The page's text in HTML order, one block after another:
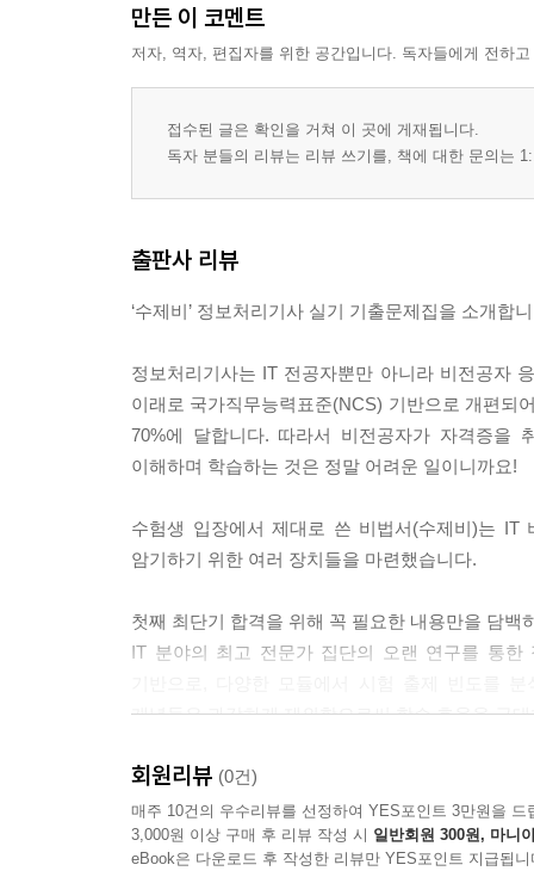
만든 이 코멘트
저자, 역자, 편집자를 위한 공간입니다. 독자들에게 전하
접수된 글은 확인을 거쳐 이 곳에 게재됩니다.
독자 분들의 리뷰는 리뷰 쓰기를, 책에 대한 문의는
출판사 리뷰
‘수제비’ 정보처리기사 실기 기출문제집을 소개합
정보처리기사는 IT 전공자뿐만 아니라 비전공자
이래로 국가직무능력표준(NCS) 기반으로 개편되
70%에 달합니다. 따라서 비전공자가 자격증을
이해하며 학습하는 것은 정말 어려운 일이니까요!
수험생 입장에서 제대로 쓴 비법서(수제비)는
암기하기 위한 여러 장치들을 마련했습니다.
첫째 최단기 합격을 위해 꼭 필요한 내용만을 담백
IT 분야의 최고 전문가 집단의 오랜 연구를 통한
개념들은 과감하게 제외함으로써 학습 효율을 극
둘째 정보처리기사 합격을 위한 엄선된 문제를 제
책의 목적인 정보처리기사 합격을 위한 최적의
동시에 해설 안에 이론서 핵심 내용을 요약, 수록했
회원리뷰 (0건)
매주 10건의 우수리뷰를 선정하여 YES포인트 3만원을 드
3,000원 이상 구매 후 리뷰 작성 시 일반회원 300원, 마니
eBook은 다운로드 후 작성한 리뷰만 YES포인트 지급됩니